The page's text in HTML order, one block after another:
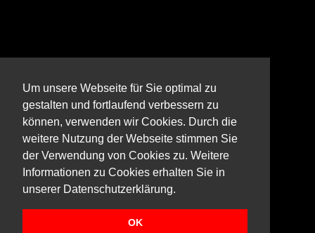
Um unsere Webseite für Sie optimal zu
gestalten und fortlaufend verbessern zu
können, verwenden wir Cookies. Durch die
weitere Nutzung der Webseite stimmen Sie
der Verwendung von Cookies zu. Weitere
Informationen zu Cookies erhalten Sie in
unserer Datenschutzerklärung.
OK